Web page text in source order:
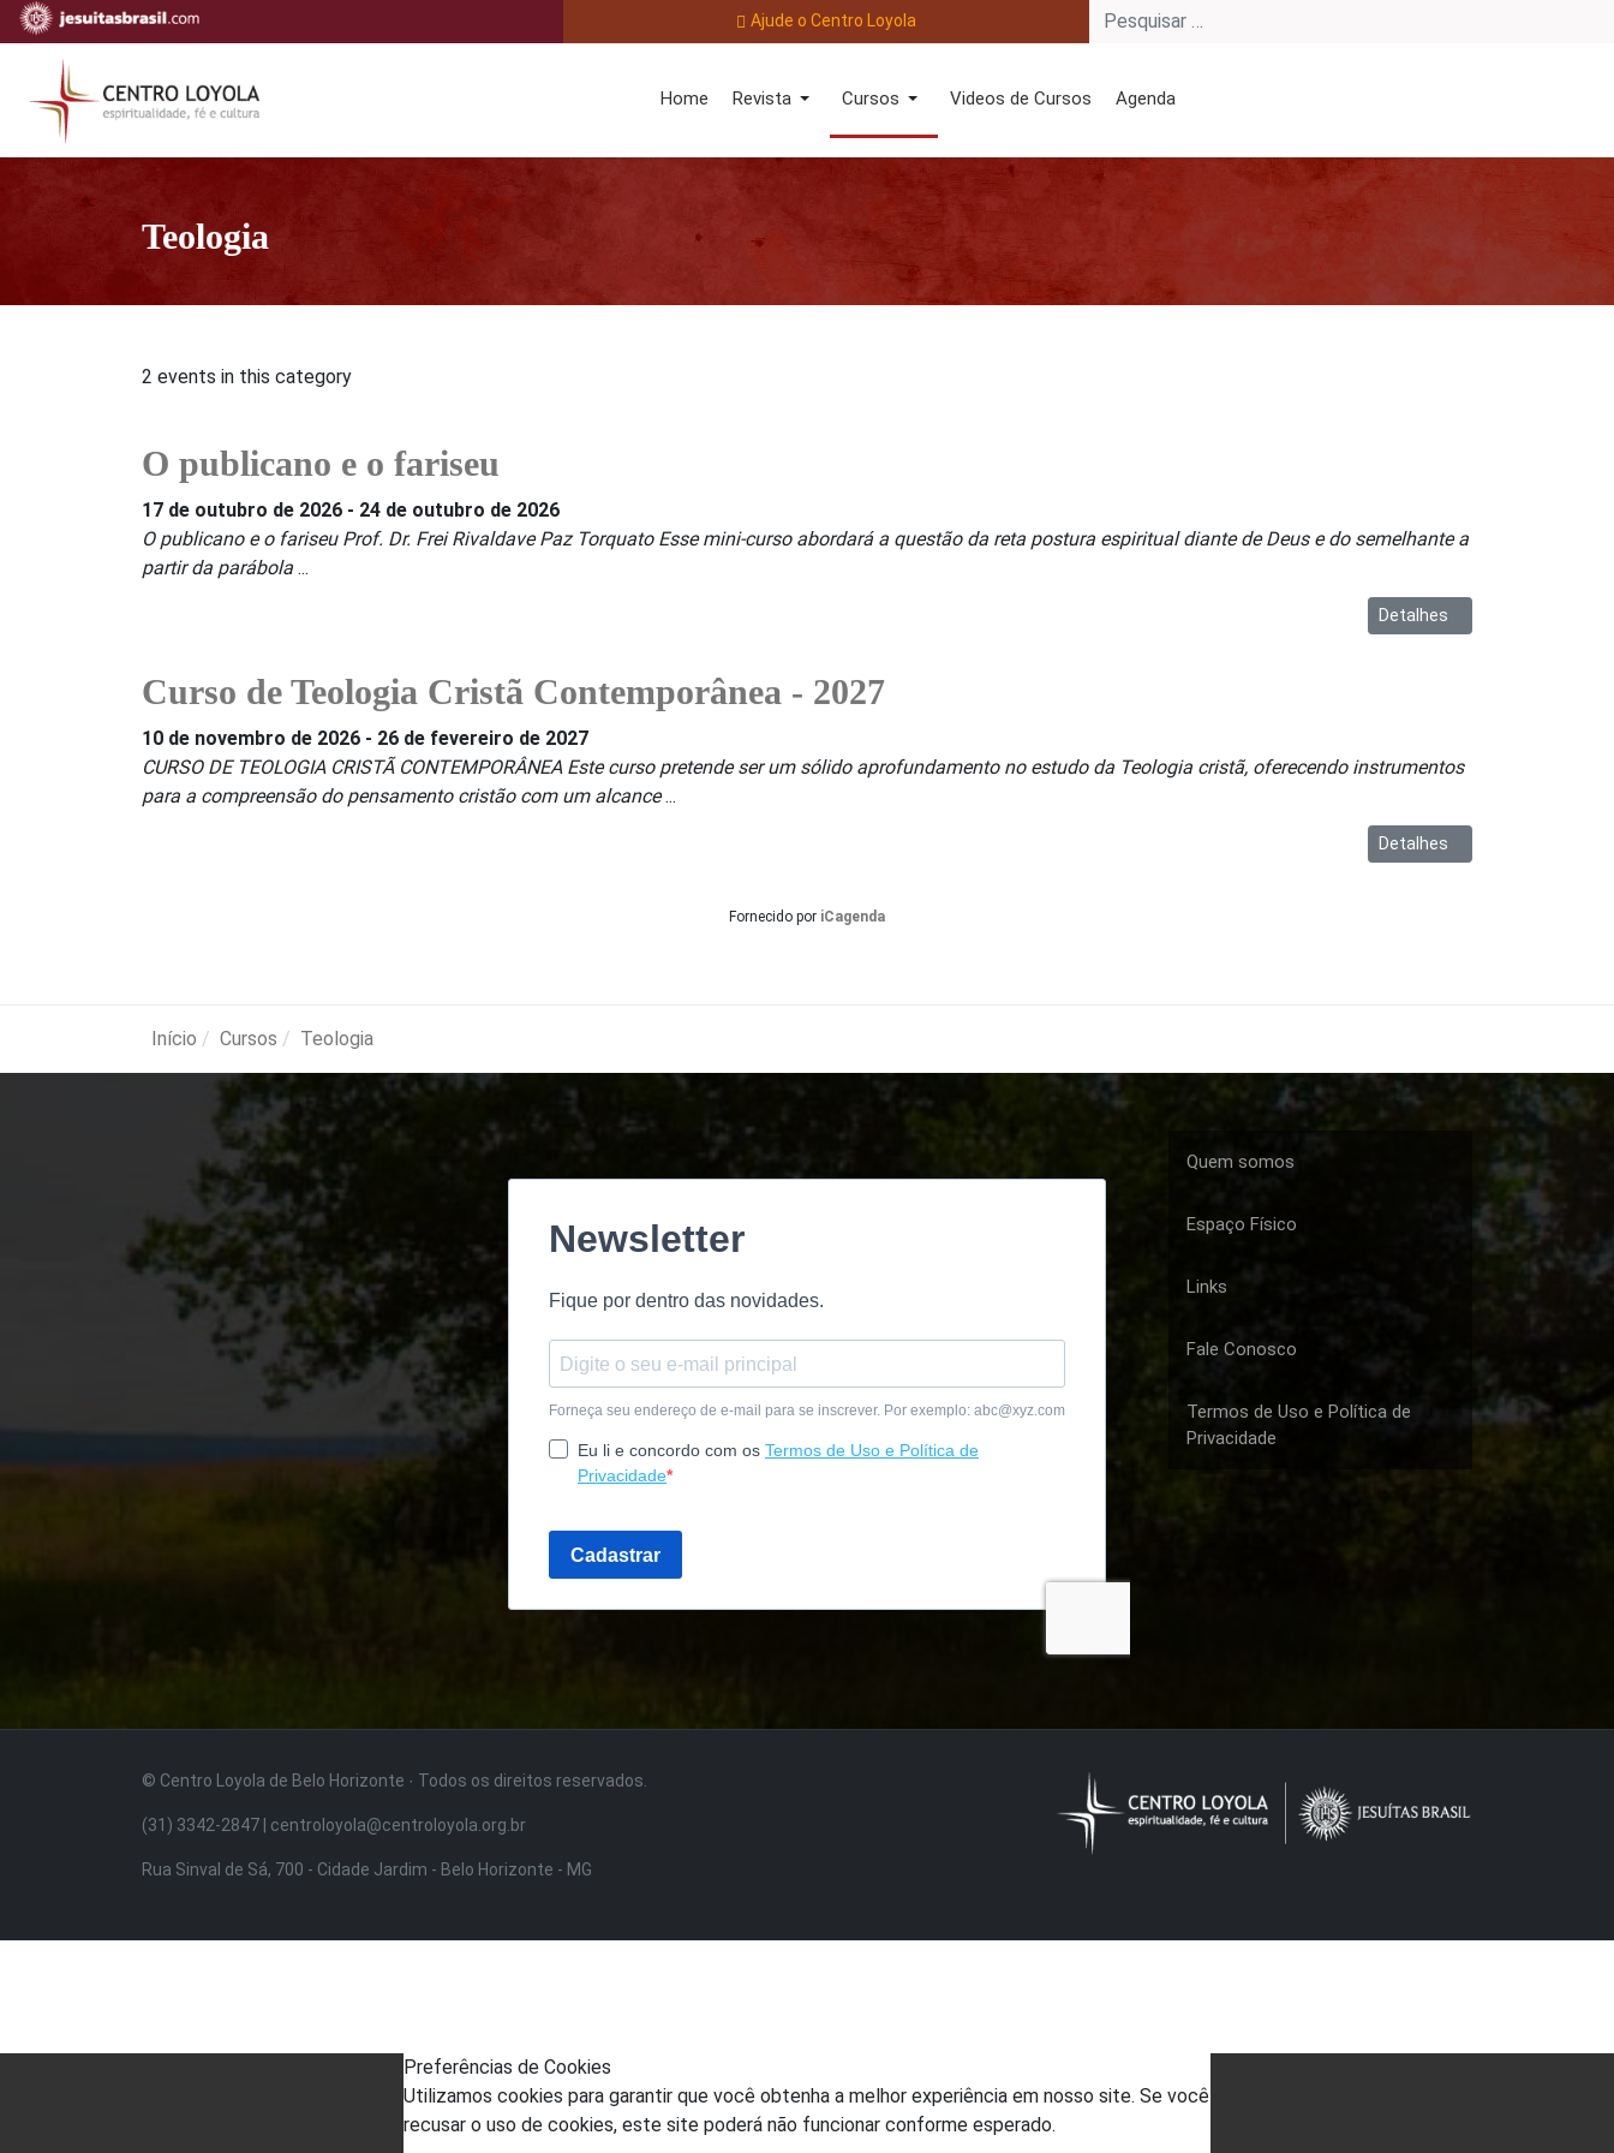
Ajude o Centro Loyola
Home Revista Cursos Videos de Cursos Agenda
Teologia
2 events in this category
O publicano e o fariseu
17 de outubro de 2026 - 24 de outubro de 2026
O publicano e o fariseu Prof. Dr. Frei Rivaldave Paz Torquato Esse mini-curso abordará a questão da reta postura espiritual diante de Deus e do semelhante a
partir da parábola ...
Detalhes
Curso de Teologia Cristã Contemporânea - 2027
10 de novembro de 2026 - 26 de fevereiro de 2027
CURSO DE TEOLOGIA CRISTÃ CONTEMPORÂNEA Este curso pretende ser um sólido aprofundamento no estudo da Teologia cristã, oferecendo instrumentos
para a compreensão do pensamento cristão com um alcance...
Detalhes
Fornecido por iCagenda
Início Cursos Teologia
Quem somos
Espaço Físico
Links
Fale Conosco
Termos de Uso e Política de
Privacidade
© Centro Loyola de Belo Horizonte · Todos os direitos reservados.
(31) 3342-2847 | centroloyola@centroloyola.org.br
Rua Sinval de Sá, 700 - Cidade Jardim - Belo Horizonte - MG
Preferências de Cookies
Utilizamos cookies para garantir que você obtenha a melhor experiência em nosso site. Se você
recusar o uso de cookies, este site poderá não funcionar conforme esperado.